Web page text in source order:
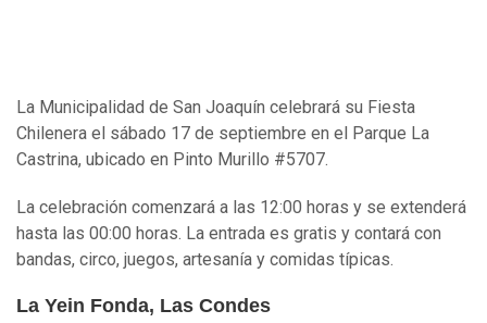
La Municipalidad de San Joaquín celebrará su Fiesta
Chilenera el sábado 17 de septiembre en el
Parque La
Castrina, ubicado en Pinto Murillo #5707.
La celebración comenzará a las 12:00 horas y se extenderá
hasta las 00:00 horas. La entrada es gratis y contará con
bandas, circo, juegos, artesanía y comidas típicas.
La Yein Fonda, Las Condes